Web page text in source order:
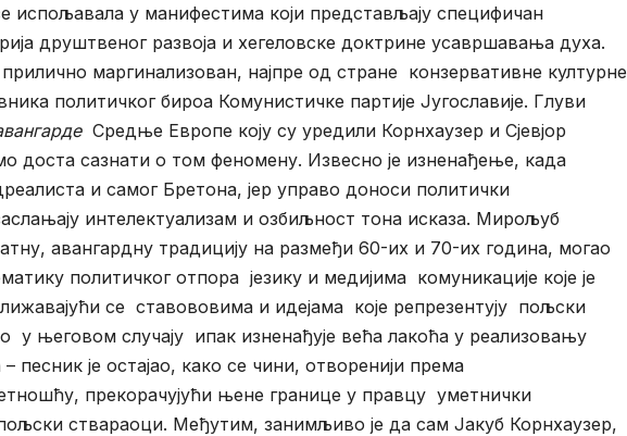
испољавала у манифестима који представљају специфичан
друштвеног развоја и хегеловске доктрине усавршавања духа.
маргинализован, најпре од стране конзервативне културне
политичког бироа Комунистичке партије Југославије. Глуви
Средње Европе коју су уредили Корнхаузер и Сјевјор
доста сазнати о том феномену. Извесно је изненађење, када
и самог Бретона, јер управо доноси политички
интелектуализам и озбиљност тона исказа. Мирољуб
авангардну традицију на размеђи 60-их и 70-их година, могао
политичког отпора језику и медијима комуникације које је
се ставововима и идејама које репрезентују пољски
његовом случају ипак изненађује већа лакоћа у реализовању
песник је остајао, како се чини, отворенији према
прекорачујући њене границе у правцу уметнички
ствараоци. Међутим, занимљиво је да сам Јакуб Корнхаузер,